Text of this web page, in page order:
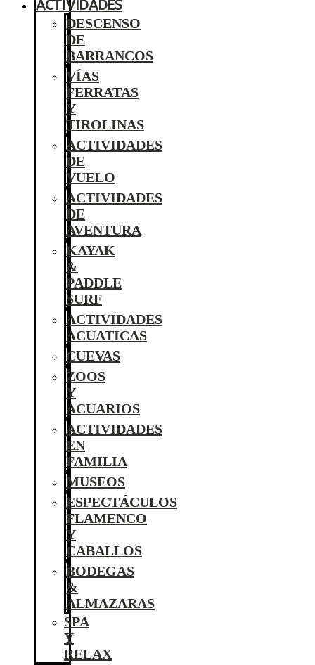
ACTIVIDADES
DESCENSO
DE
BARRANCOS
VÍAS
FERRATAS
Y
TIROLINAS
ACTIVIDADES
DE
VUELO
ACTIVIDADES
DE
AVENTURA
KAYAK
&
PADDLE
SURF
ACTIVIDADES
ACUATICAS
CUEVAS
ZOOS
Y
ACUARIOS
ACTIVIDADES
EN
FAMILIA
MUSEOS
ESPECTÁCULOS
FLAMENCO
Y
CABALLOS
BODEGAS
&
ALMAZARAS
SPA
Y
RELAX